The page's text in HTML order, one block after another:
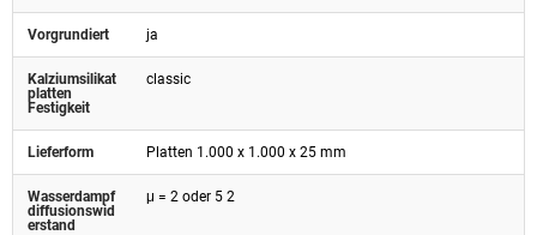
Vorgrundiert ja
Kalziumsilikat
platten
Festigkeit
classic
Lieferform Platten 1.000 x 1.000 x 25 mm
Wasserdampf
diffusionswid
erstand
μ = 2 oder 5 2